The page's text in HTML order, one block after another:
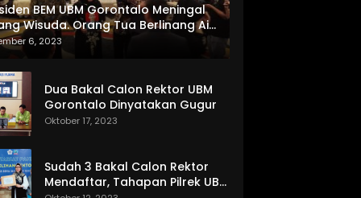
BEM UBM Gorontalo Meningal
Wisuda. Orang Tua Berlinang Air
Menerima SKL dan Pemasangan
6, 2023
Dua Bakal Calon Rektor UBM
Gorontalo Dinyatakan Gugur
Oktober 17, 2023
Sudah 3 Bakal Calon Rektor
Mendaftar, Tahapan Pilrek UBM